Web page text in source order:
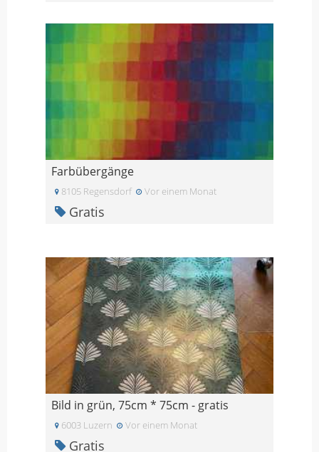
Farbübergänge
8105 Regensdorf Vor einem Monat
Gratis
Bild in grün, 75cm * 75cm - gratis
6003 Luzern Vor einem Monat
Gratis